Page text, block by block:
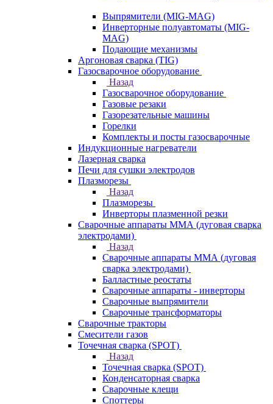
Выпрямители (MIG-MAG)
Инверторные полуавтоматы (MIG-
MAG)
Подающие механизмы
Аргоновая сварка (TIG)
Газосварочное оборудование
Назад
Газосварочное оборудование
Газовые резаки
Газорезательные машины
Горелки
Комплекты и посты газосварочные
Индукционные нагреватели
Лазерная сварка
Печи для сушки электродов
Плазморезы
Назад
Плазморезы
Инверторы плазменной резки
Сварочные аппараты ММА (дуговая сварка
электродами)
Назад
Сварочные аппараты ММА (дуговая
сварка электродами)
Балластные реостаты
Сварочные аппараты - инверторы
Сварочные выпрямители
Сварочные трансформаторы
Сварочные тракторы
Смесители газов
Точечная сварка (SPOT)
Назад
Точечная сварка (SPOT)
Конденсаторная сварка
Сварочные клещи
Споттеры